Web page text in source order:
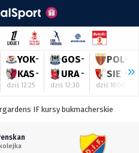
YOK-
KAS-
dziś 12:25
GOS-
URA -
dziś 12:30
POL-
SIE -
dziś 18:00
IF kursy bukmacherskie